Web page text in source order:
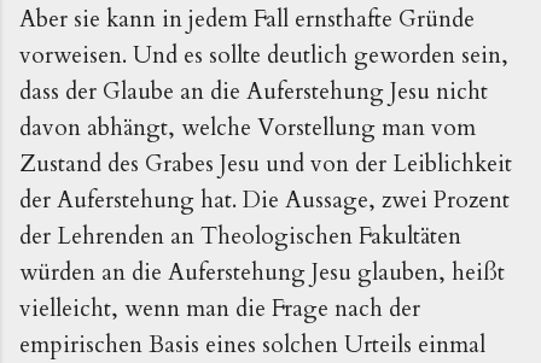
Aber sie kann in jedem Fall ernsthafte Gründe
vorweisen. Und es sollte deutlich geworden sein,
dass der Glaube an die Auferstehung Jesu nicht
davon abhängt, welche Vorstellung man vom
Zustand des Grabes Jesu und von der Leiblichkeit
der Auferstehung hat. Die Aussage, zwei Prozent
der Lehrenden an Theologischen Fakultäten
würden an die Auferstehung Jesu glauben, heißt
vielleicht, wenn man die Frage nach der
empirischen Basis eines solchen Urteils einmal